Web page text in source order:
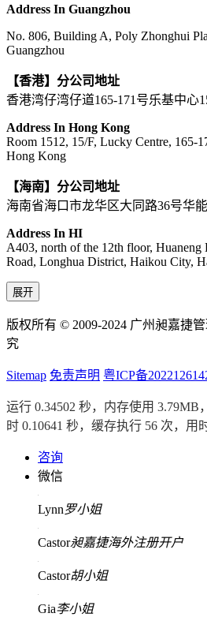
Address In Guangzhou
No. 806, Building A, Poly Zhonghui
Guangzhou
【香港】分公司地址
香港湾仔湾仔道165-171号乐基中心
Address In Hong Kong
Room 1512, 15/F, Lucky Centre, 165-
Hong Kong
【海南】分公司地址
海南省海口市龙华区大同路36号华
Address In HI
A403, north of the 12th floor,
Road, Longhua District, Haikou City,
展开
版权所有 © 2009-2024 广州昶嘉捷
究
Sitemap 免责声明 粤ICP备
运行 0.34502 秒，内存使用 3.79MB
时 0.10641 秒，缓存执行 56 次，用
咨询
微信
Lynn罗小姐
Castor昶嘉捷海外注册开户
Castor胡小姐
Gia李小姐